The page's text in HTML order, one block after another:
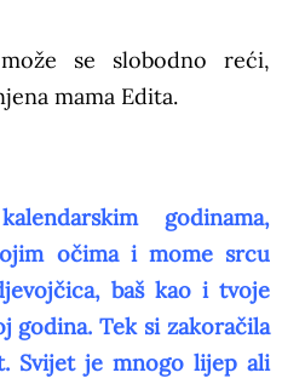
se slobodno reći,
mama Edita.
godinama,
očima i mome srcu
baš kao i tvoje
godina. Tek si zakoračila
Svijet je mnogo lijep ali